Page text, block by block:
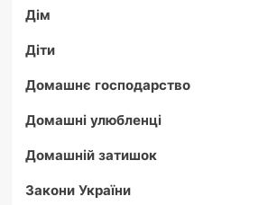
Дім
Діти
Домашнє господарство
Домашні улюбленці
Домашній затишок
Закони України